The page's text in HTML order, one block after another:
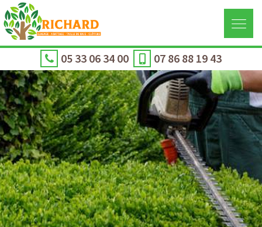
05 33 06 34 00 07 86 88 19 43